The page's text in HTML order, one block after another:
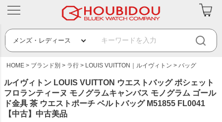
HOME ブランド別 ラ行 LOUIS VUITTON｜ルイヴィトン バッグ
ルイヴィトン LOUIS VUITTON ウエストバッグ ポシェット
フロランティーヌ モノグラムキャンバス モノグラム ゴール
ド金具 茶 ウエストポーチ ベルトバッグ M51855 FL0041
【中古】中古美品